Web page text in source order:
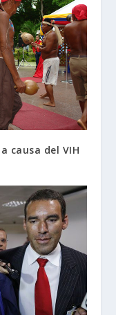
causa del VIH